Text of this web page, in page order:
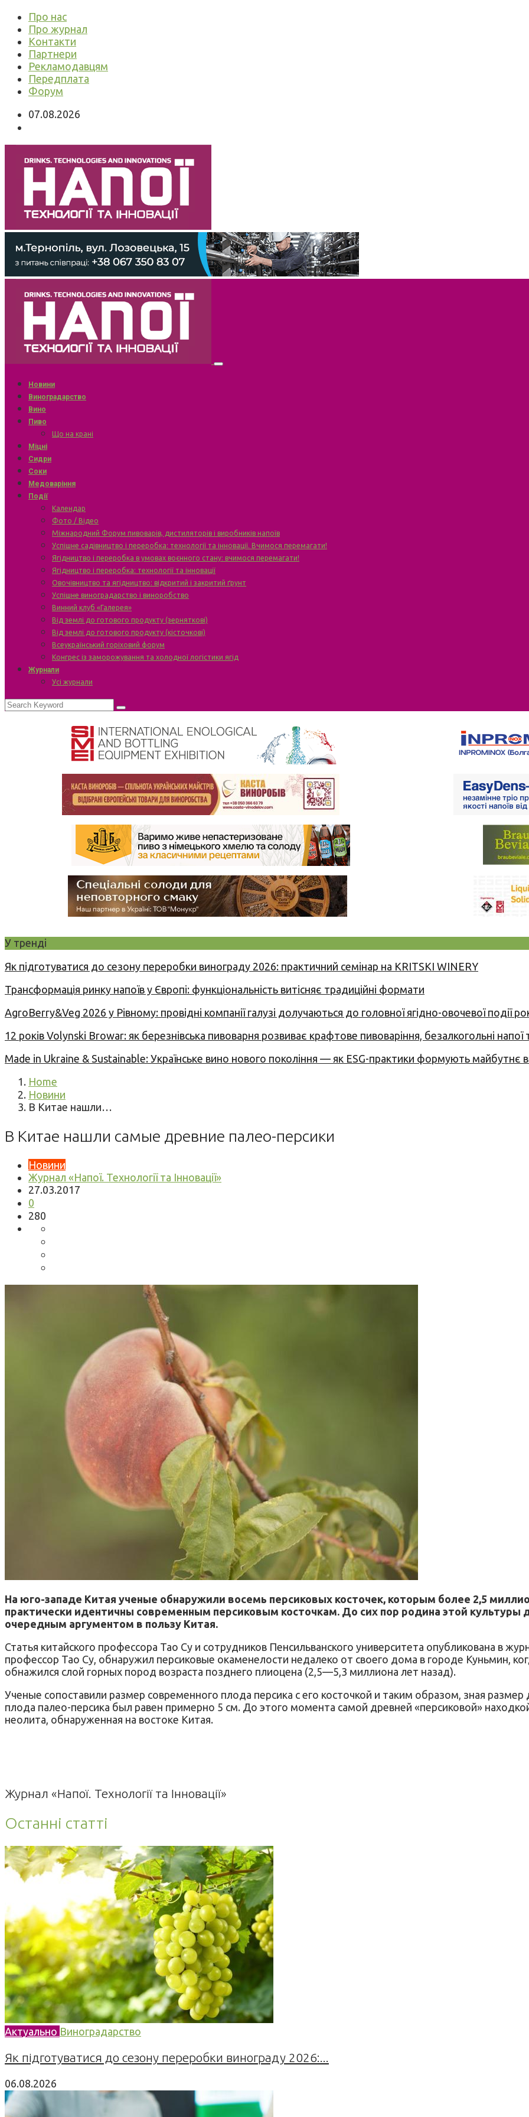
Про нас
Про журнал
Контакти
Партнери
Рекламодавцям
Передплата
Форум
07.08.2026
Новини
Виноградарство
Вино
Пиво
Що на крані
Міцні
Сидри
Соки
Медоваріння
Події
Календар
Фото / Відео
Міжнародний Форум пивоварів, дистиляторів і виробників напоїв
Успішне садівництво і переробка: технології та інновації. Вчимося перемагати!
Ягідництво і переробка в умовах воєнного стану: вчимося перемагати!
Ягідництво і переробка: технології та інновації
Овочівництво та ягідництво: відкритий і закритий ґрунт
Успішне виноградарство і виноробство
Винний клуб «Галерея»
Від землі до готового продукту (зерняткові)
Від землі до готового продукту (кісточкові)
Всеукраїнський горіховий форум
Конгрес із заморожування та холодної логістики ягід
Журнали
Усі журнали
У тренді
Як підготуватися до сезону переробки винограду 2026: практичний семінар на KRITSKI WINERY
Трансформація ринку напоїв у Європі: функціональність витісняє традиційні формати
AgroBerry&Veg 2026 у Рівному: провідні компанії галузі долучаються до головної ягідно-овочевої події
12 років Volynski Browar: як березнівська пивоварня розвиває крафтове пивоваріння, безалкогольні напої
Made in Ukraine & Sustainable: Українське вино нового покоління — як ESG-практики формують майбутнє
Home
Новини
В Китае нашли…
В Китае нашли самые древние палео-персики
Новини
Журнал «Напої. Технології та Інновації»
27.03.2017
0
280
На юго-западе Китая ученые обнаружили восемь персиковых косточек, которым более 2,5
практически идентичны современным персиковым косточкам. До сих пор родина этой
очередным аргументом в пользу Китая.
Статья китайского профессора Тао Су и сотрудников Пенсильванского университета опубликована в
профессор Тао Су, обнаружил персиковые окаменелости недалеко от своего дома в городе Куньмин,
обнажился слой горных пород возраста позднего плиоцена (2,5—5,3 миллиона лет назад).
Ученые сопоставили размер современного плода персика с его косточкой и таким образом, зная
плода палео-персика был равен примерно 5 см. До этого момента самой древней «персиковой»
неолита, обнаруженная на востоке Китая.
Журнал «Напої. Технології та Інновації»
Останні статті
Актуально Виноградарство
Як підготуватися до сезону переробки винограду 2026:...
06.08.2026